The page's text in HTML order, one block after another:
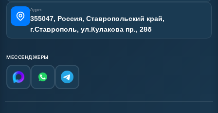
Адрес
355047, Россия, Ставропольский край,
г.Ставрополь, ул.Кулакова пр., 28б
МЕССЕНДЖЕРЫ